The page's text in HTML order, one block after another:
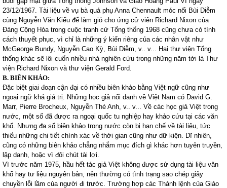
23/12/1967. Tài liệu về vụ bà quả phụ Anna Chennault móc nối Bùi Diễm
cùng Nguyễn Văn Kiểu để làm gió cho ứng cử viên Richard Nixon của
Đảng Cộng Hòa trong cuộc tranh cử Tổng thống 1968 cũng chưa có tính
cách thuyết phục, vì chỉ là những ý kiến riêng của các nhân vật như
McGeorge Bundy, Nguyễn Cao Kỳ, Bùi Diễm, v.. v... Hai thư viện Tổng
thống khác sẽ lôi cuốn nhiều nhà nghiên cứu trong những năm tới là Thư
viện Richard Nixon và thư viện Gerald Ford.
B. BIÊN KHẢO:
Đặc biệt giai đoạn cận đại có nhiều biên khảo bằng Việt ngữ cũng như
ngoại ngữ khá giá trị. Những học giả nổi danh về Việt Nam có David G.
Marr, Pierre Brocheux, Nguyễn Thé Anh, v.. v... Về các học giả Việt trong
nước, một số đã được ra ngoại quốc tu nghiệp hay khảo cứu tại các văn
khố. Nhưng đa số biên khảo trong nước còn bị hạn chế về tài liệu, tức
thiếu những chi tiết chính xác về thời gian cũng như dữ kiện. Dĩ nhiên,
cũng có những biên khảo chẳng nhắm mục đích gì khác hơn tuyên truyền,
lập danh, hoặc vì đôi chút tài lợi.
Vì trước năm 1975, hầu hết tác giả Việt không được sử dụng tài liệu văn
khố hay tư liệu nguyên bản, nên thường có tình trạng sao chép giây
chuyền lỗi lầm của người đi trước. Trường hợp các Thánh lệnh của Giáo